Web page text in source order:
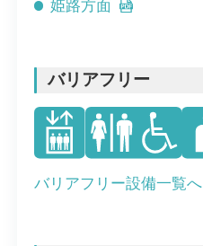
姫路方面
バリアフリー
バリアフリー設備一覧へ